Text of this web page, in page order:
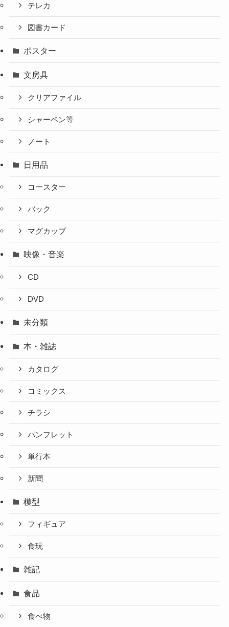
テレカ
図書カード
ポスター
文房具
クリアファイル
シャーペン等
ノート
日用品
コースター
バック
マグカップ
映像・音楽
CD
DVD
未分類
本・雑誌
カタログ
コミックス
チラシ
パンフレット
単行本
新聞
模型
フィギュア
食玩
雑記
食品
食べ物